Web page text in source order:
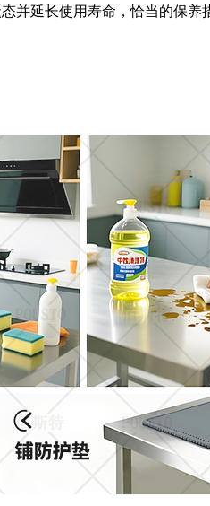
并延长使用寿命，恰当的保